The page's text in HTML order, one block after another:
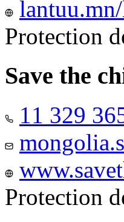
Protection
Save the
11 329
Protection